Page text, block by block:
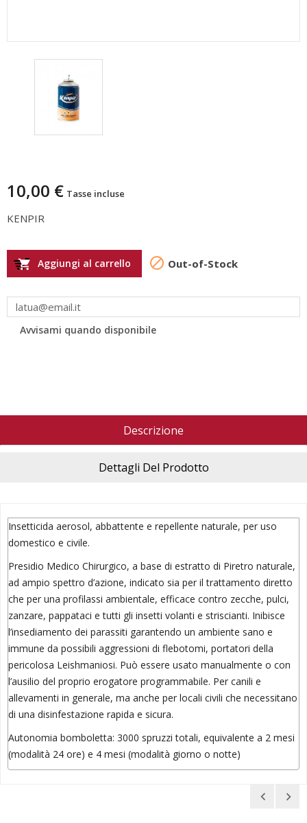
10,00 € Tasse incluse
KENPIR
 Aggiungi al carrello  Out-of-Stock
Avvisami quando disponibile
Descrizione
Dettagli Del Prodotto
Insetticida aerosol, abbattente e repellente naturale, per uso
domestico e civile.
Presidio Medico Chirurgico, a base di estratto di Piretro naturale,
ad ampio spettro d’azione, indicato sia per il trattamento diretto
che per una profilassi ambientale, efficace contro zecche, pulci,
zanzare, pappataci e tutti gli insetti volanti e striscianti. Inibisce
l’insediamento dei parassiti garantendo un ambiente sano e
immune da possibili aggressioni di flebotomi, portatori della
pericolosa Leishmaniosi. Può essere usato manualmente o con
l’ausilio del proprio erogatore programmabile. Per canili e
allevamenti in generale, ma anche per locali civili che necessitano
di una disinfestazione rapida e sicura.
Autonomia bomboletta: 3000 spruzzi totali, equivalente a 2 mesi
(modalità 24 ore) e 4 mesi (modalità giorno o notte)